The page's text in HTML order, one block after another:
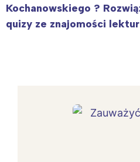
Kochanowskiego ?
quizy ze znajomości lektur